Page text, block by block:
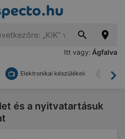
Itt vagy: Ágfalva
Elektronikai készülékek
és a nyitvatartásuk